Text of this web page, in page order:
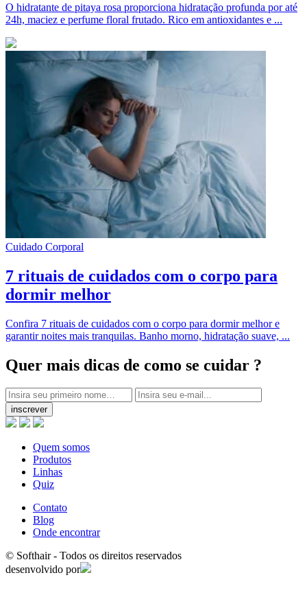
O hidratante de pitaya rosa proporciona hidratação profunda por até
24h, maciez e perfume floral frutado. Rico em antioxidantes e ...
Cuidado Corporal
7 rituais de cuidados com o corpo para
dormir melhor
Confira 7 rituais de cuidados com o corpo para dormir melhor e
garantir noites mais tranquilas. Banho morno, hidratação suave, ...
Quer mais dicas de como se cuidar ?
inscrever
Quem somos
Produtos
Linhas
Quiz
Contato
Blog
Onde encontrar
© Softhair - Todos os direitos reservados
desenvolvido por